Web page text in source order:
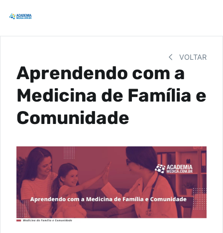
VOLTAR
Aprendendo com a
Medicina de Família e
Comunidade